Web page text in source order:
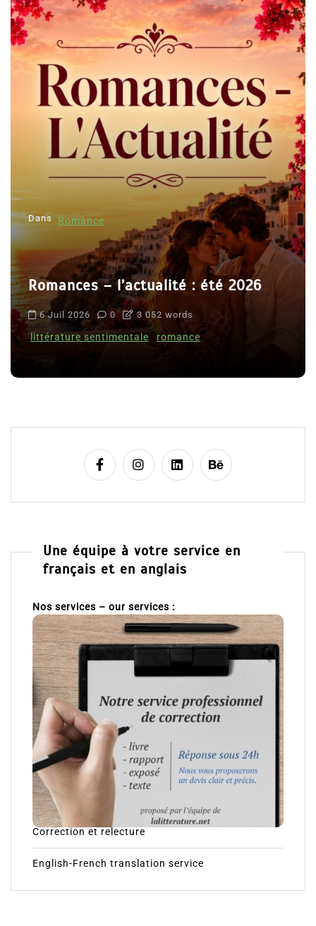
Dans Romance
Romances – l’actualité : été 2026
6 Juil 2026 0 3 052 words
littérature sentimentale romance
Une équipe à votre service en
français et en anglais
Nos services – our services :
Correction et relecture
English-French translation service